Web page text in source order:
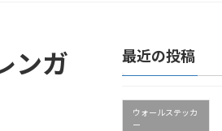
ンガ
最近の投稿
ウォールステッカ
ー